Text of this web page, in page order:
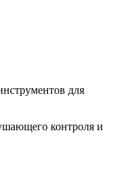
для
контроля и